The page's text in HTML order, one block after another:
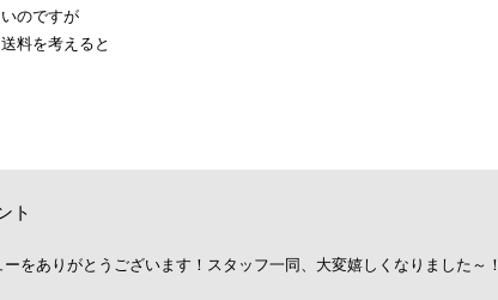
のですが
料を考えると
ト
をありがとうございます！スタッフ一同、大変嬉しくなりました～！